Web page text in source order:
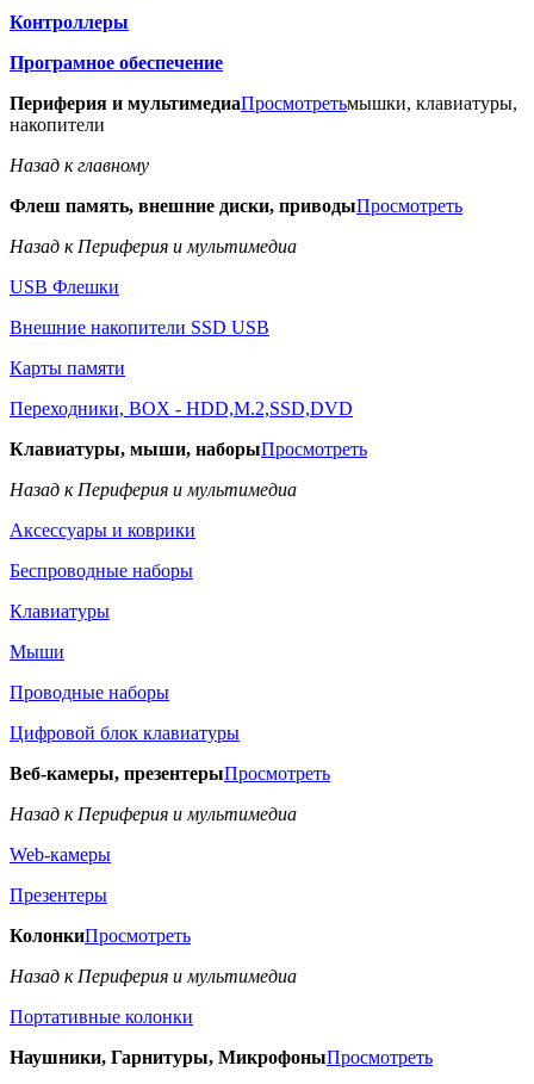
Контроллеры
Програмное обеспечение
Периферия и мультимедиаПросмотретьмышки, клавиатуры,
накопители
Назад к главному
Флеш память, внешние диски, приводыПросмотреть
Назад к Периферия и мультимедиа
USB Флешки
Внешние накопители SSD USB
Карты памяти
Переходники, BOX - HDD,M.2,SSD,DVD
Клавиатуры, мыши, наборыПросмотреть
Назад к Периферия и мультимедиа
Аксессуары и коврики
Беспроводные наборы
Клавиатуры
Мыши
Проводные наборы
Цифровой блок клавиатуры
Веб-камеры, презентерыПросмотреть
Назад к Периферия и мультимедиа
Web-камеры
Презентеры
КолонкиПросмотреть
Назад к Периферия и мультимедиа
Портативные колонки
Наушники, Гарнитуры, МикрофоныПросмотреть